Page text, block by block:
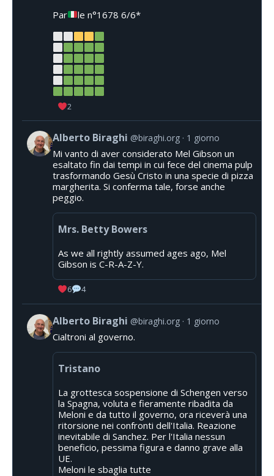
Par
le n°1678 6/6*
2
Alberto Biraghi @biraghi.org 1 giorno
Mi vanto di aver considerato Mel Gibson un
esaltato fin dai tempi in cui fece del cinema pulp
trasformando Gesù Cristo in una specie di pizza
margherita. Si conferma tale, forse anche
peggio.
Mrs. Betty Bowers
As we all rightly assumed ages ago, Mel
Gibson is C-R-A-Z-Y.
6 4
Alberto Biraghi @biraghi.org 1 giorno
Cialtroni al governo.
Tristano
La grottesca sospensione di Schengen verso
la Spagna, voluta e fieramente ribadita da
Meloni e da tutto il governo, ora riceverà una
ritorsione nei confronti dell'Italia. Reazione
inevitabile di Sanchez. Per l'Italia nessun
beneficio, pessima figura e danno grave alla
UE.
Meloni le sbaglia tutte